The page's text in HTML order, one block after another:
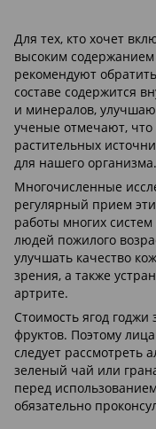
Для тех, кто хочет
высоким
рекомендуют
составе содержится
и минералов,
ученые отмечают, что
растительных
для нашего организма.
Многочисленные
регулярный прием
работы многих
людей пожилого
улучшать качество
зрения, а также
артрите.
Стоимость ягод
фруктов. Поэтому
следует рассмотреть
зеленый чай или
перед
обязательно